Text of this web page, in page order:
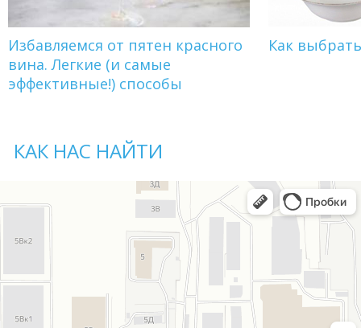
Избавляемся от пятен красного
вина. Легкие (и самые
эффективные!) способы
Как
КАК НАС НАЙТИ